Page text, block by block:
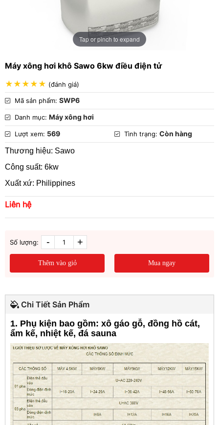
Tap or pinch to expand
Máy xông hơi khô Sawo 6kw điều điện tử
(đánh giá)
Mã sản phẩm: SWP6
Danh mục: Máy xông hơi
Lượt xem: 569 Tình trạng: Còn hàng
Thương hiệu: Sawo
Công suất: 6kw
Xuất xứ: Philippines
Liên hệ
Số lượng: - +
Thêm vào giỏ Mua ngay
Chi Tiết Sản Phẩm
1. Phụ kiện bao gồm: xô gáo gỗ, đồng hồ cát,
ẩm kế, nhiệt kế, đá sauna